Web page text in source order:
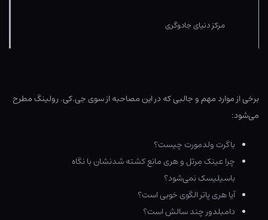
مرکز دنیای جادوگری
برخی از موارد مهم و جالبی که در این مصاحبه از سوی جی.کی. رولینگ مطرح
می‌شود:
باگرت ولدمورت چیست؟
چرا عینک مِرتل و هری مانع کشته شدنشان با نگاه
باسیلیسک نمی‌شود؟
آیا هری پاتر الگوی خوبی است؟
دامبلدور چند سالش است؟